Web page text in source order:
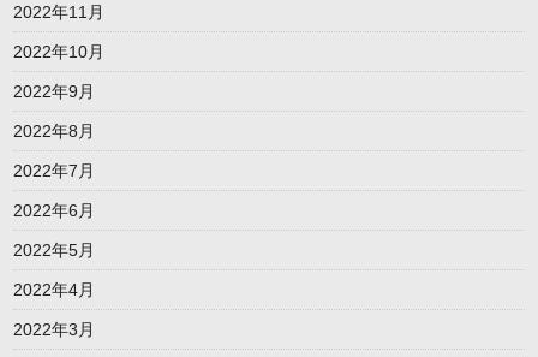
2022年11月
2022年10月
2022年9月
2022年8月
2022年7月
2022年6月
2022年5月
2022年4月
2022年3月